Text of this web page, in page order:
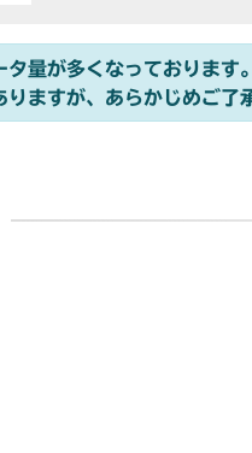
量が多くなっております。
ますが、あらかじめご了